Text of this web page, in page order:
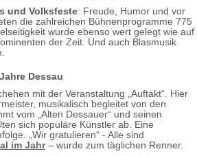
und Volksfeste: Freude, Humor und vor
die zahlreichen Bühnenprogramme 775
wurde ebenso wert gelegt wie auf
der Zeit. Und auch Blasmusik
Dessau
mit der Veranstaltung „Auftakt“. Hier
musikalisch begleitet von den
vom „Alten Dessauer“ und seinen
sich populäre Künstler ab. Eine
„Wir gratulieren“ - Alle sind
im Jahr– wurde zum täglichen Renner.